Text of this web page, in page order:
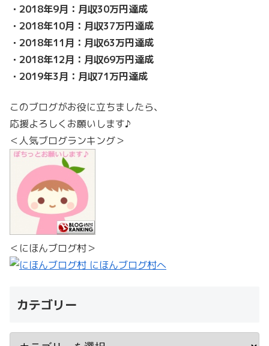
・2018年9月：月収30万円達成
・2018年10月：月収37万円達成
・2018年11月：月収63万円達成
・2018年12月：月収69万円達成
・2019年3月：月収71万円達成
このブログがお役に立ちましたら、
応援よろしくお願いします♪
＜人気ブログランキング＞
＜にほんブログ村＞
カテゴリー